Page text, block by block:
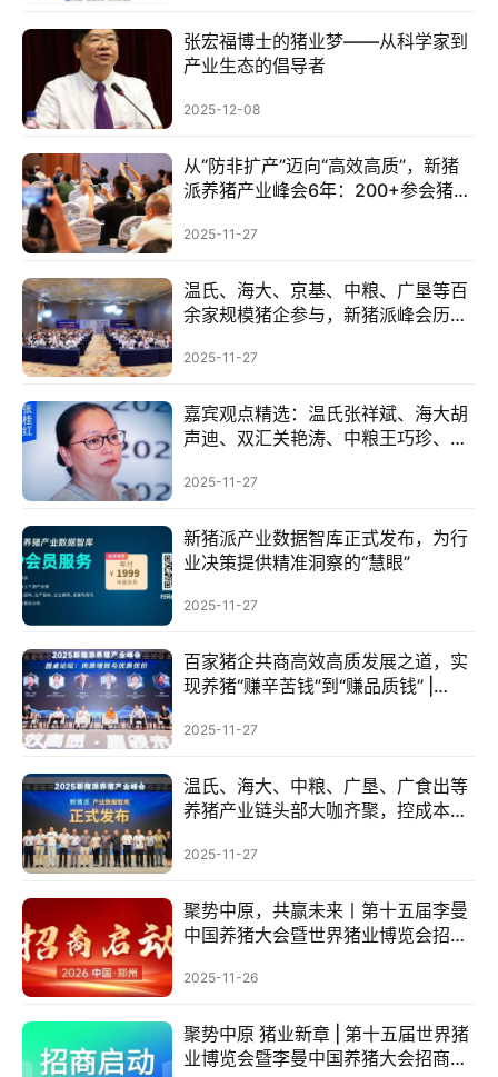
猪
张宏福博士的猪业梦——从科学家到
产业生态的倡导者
2025-12-08
从“防非扩产”迈向“高效高质”，新猪
派养猪产业峰会6年：200+参会猪
100万+
2025-11-27
温氏、海大、京基、中粮、广垦等百
余家规模猪企参与，新猪派峰会历届
2025-11-27
嘉宾观点精选：温氏张祥斌、海大胡
声迪、双汇关艳涛、中粮王巧珍、张
派峰会
2025-11-27
新猪派产业数据智库正式发布，为行
业决策提供精准洞察的“慧眼”
2025-11-27
百家猪企共商高效高质发展之道，实
现养猪“赚辛苦钱”到“赚品质钱” |
2025-11-27
温氏、海大、中粮、广垦、广食出等
养猪产业链头部大咖齐聚，控成本、
2025-11-27
聚势中原，共赢未来丨第十五届李曼
中国养猪大会暨世界猪业博览会招商
2025-11-26
聚势中原 猪业新章 | 第十五届世界猪
业博览会暨李曼中国养猪大会招商启